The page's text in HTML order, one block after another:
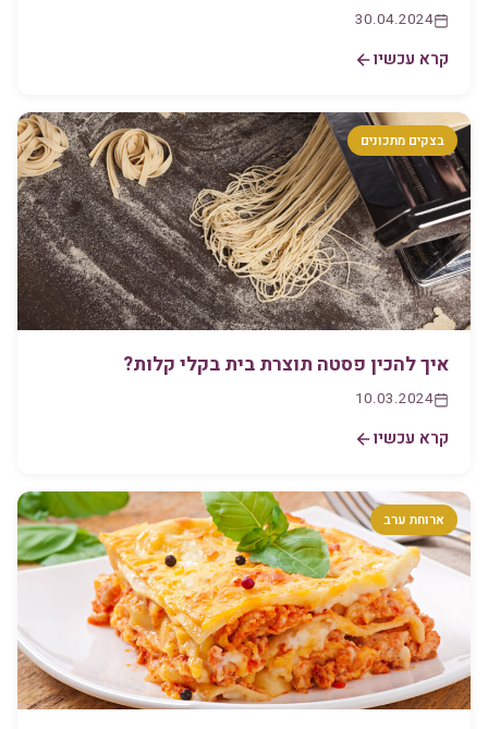
30.04.2024
קרא עכשיו
בצקים מתכונים
איך להכין פסטה תוצרת בית בקלי קלות?
10.03.2024
קרא עכשיו
ארוחת ערב